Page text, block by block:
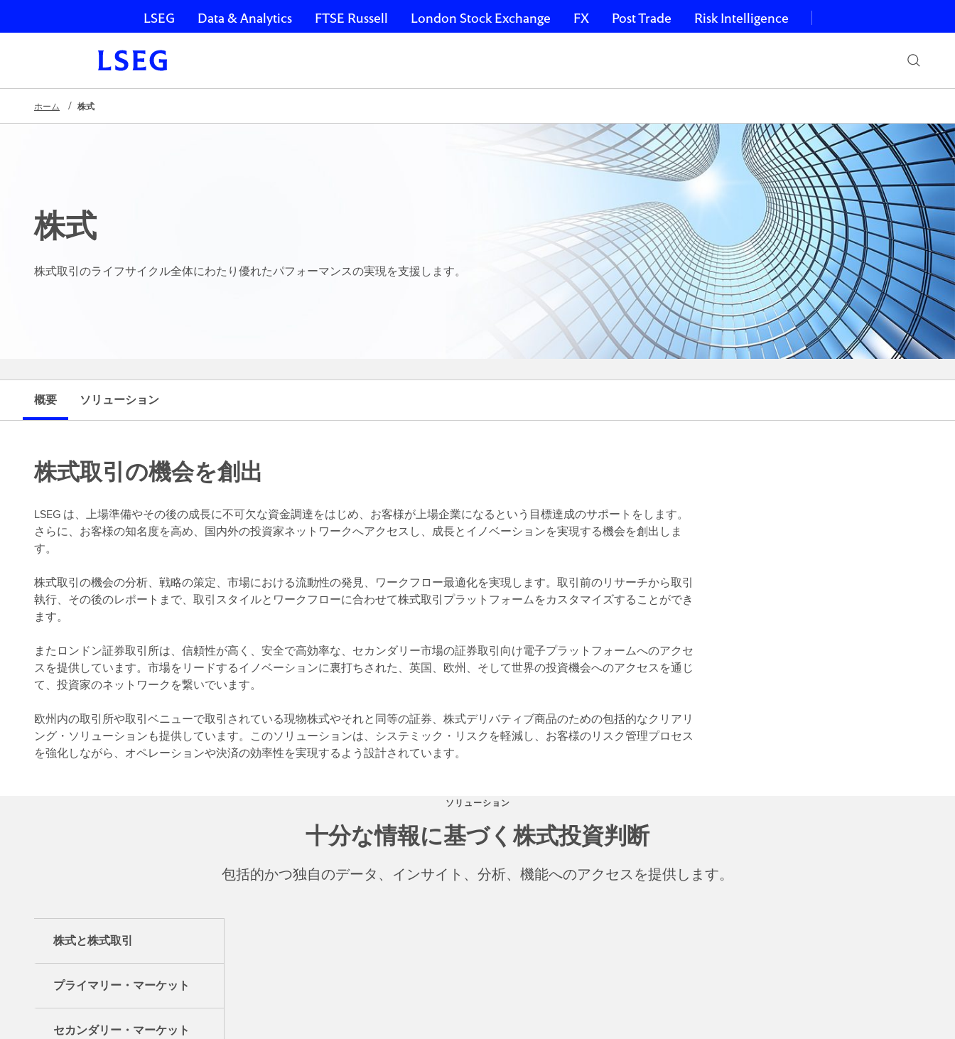
ナビゲーションをスキップ
LSEG Data & Analytics FTSE Russell London Stock Exchange FX Post Trade Risk Intelligence
ホーム 株式
株式
株式取引のライフサイクル全体にわたり優れたパフォーマンスの実現を支援します。
概要 ソリューション
株式取引の機会を創出
LSEG は、上場準備やその後の成長に不可欠な資金調達をはじめ、お客様が上場企業になるという目標達成のサポートをします。
さらに、お客様の知名度を高め、国内外の投資家ネットワークへアクセスし、成長とイノベーションを実現する機会を創出しま
す。
株式取引の機会の分析、戦略の策定、市場における流動性の発見、ワークフロー最適化を実現します。取引前のリサーチから取引
執行、その後のレポートまで、取引スタイルとワークフローに合わせて株式取引プラットフォームをカスタマイズすることができ
ます。
またロンドン証券取引所は、信頼性が高く、安全で高効率な、セカンダリー市場の証券取引向け電子プラットフォームへのアクセ
スを提供しています。市場をリードするイノベーションに裏打ちされた、英国、欧州、そして世界の投資機会へのアクセスを通じ
て、投資家のネットワークを繋いでいます。
欧州内の取引所や取引ベニューで取引されている現物株式やそれと同等の証券、株式デリバティブ商品のための包括的なクリアリ
ング・ソリューションも提供しています。このソリューションは、システミック・リスクを軽減し、お客様のリスク管理プロセス
を強化しながら、オペレーションや決済の効率性を実現するよう設計されています。
ソリューション
十分な情報に基づく株式投資判断
包括的かつ独自のデータ、インサイト、分析、機能へのアクセスを提供します。
株式と株式取引
プライマリー・マーケット
セカンダリー・マーケット